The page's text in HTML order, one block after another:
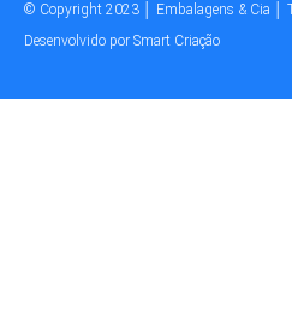
© Copyright 2023 │ Embalagens & Cia │
Desenvolvido por Smart Criação